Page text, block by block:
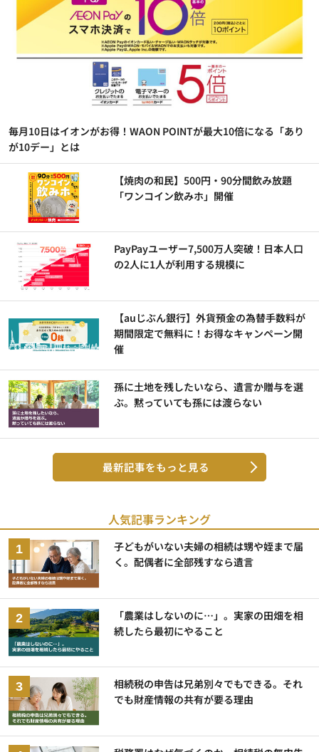
毎月10日はイオンがお得！WAON POINTが最大10倍になる「あり
が10デー」とは
【焼肉の和民】500円・90分間飲み放題
「ワンコイン飲みホ」開催
PayPayユーザー7,500万人突破！日本人口
の2人に1人が利用する規模に
【auじぶん銀行】外貨預金の為替手数料が
期間限定で無料に！お得なキャンペーン開
催
孫に土地を残したいなら、遺言か贈与を選
ぶ。黙っていても孫には渡らない
最新記事をもっと見る
人気記事ランキング
子どもがいない夫婦の相続は甥や姪まで届
く。配偶者に全部残すなら遺言
「農業はしないのに…」。実家の田畑を相
続したら最初にやること
相続税の申告は兄弟別々でもできる。それ
でも財産情報の共有が要る理由